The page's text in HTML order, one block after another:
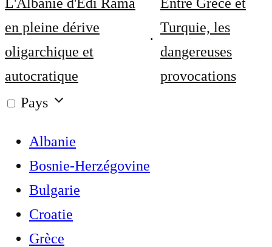
en pleine dérive
oligarchique et
autocratique
Turquie, les
dangereuses
provocations
Pays
Albanie
Bosnie-Herzégovine
Bulgarie
Croatie
Grèce